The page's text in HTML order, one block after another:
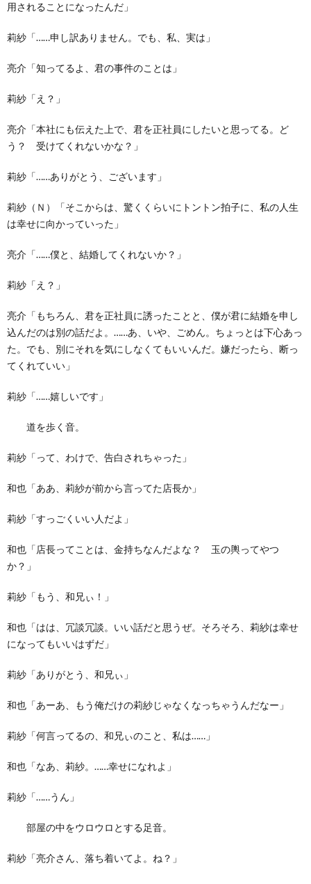
用されることになったんだ」
莉紗「……申し訳ありません。でも、私、実は」
亮介「知ってるよ、君の事件のことは」
莉紗「え？」
亮介「本社にも伝えた上で、君を正社員にしたいと思ってる。ど
う？ 受けてくれないかな？」
莉紗「……ありがとう、ございます」
莉紗（Ｎ）「そこからは、驚くくらいにトントン拍子に、私の人生
は幸せに向かっていった」
亮介「……僕と、結婚してくれないか？」
莉紗「え？」
亮介「もちろん、君を正社員に誘ったことと、僕が君に結婚を申し
込んだのは別の話だよ。……あ、いや、ごめん。ちょっとは下心あっ
た。でも、別にそれを気にしなくてもいいんだ。嫌だったら、断っ
てくれていい」
莉紗「……嬉しいです」
道を歩く音。
莉紗「って、わけで、告白されちゃった」
和也「ああ、莉紗が前から言ってた店長か」
莉紗「すっごくいい人だよ」
和也「店長ってことは、金持ちなんだよな？ 玉の輿ってやつ
か？」
莉紗「もう、和兄ぃ！」
和也「はは、冗談冗談。いい話だと思うぜ。そろそろ、莉紗は幸せ
になってもいいはずだ」
莉紗「ありがとう、和兄ぃ」
和也「あーあ、もう俺だけの莉紗じゃなくなっちゃうんだなー」
莉紗「何言ってるの、和兄ぃのこと、私は……」
和也「なあ、莉紗。……幸せになれよ」
莉紗「……うん」
部屋の中をウロウロとする足音。
莉紗「亮介さん、落ち着いてよ。ね？」